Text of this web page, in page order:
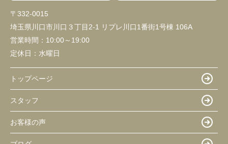
〒332-0015
埼玉県川口市川口３丁目2-1 リプレ川口1番街1号棟 106A
営業時間： 10:00～19:00
定休日： 水曜日
トップページ
スタッフ
お客様の声